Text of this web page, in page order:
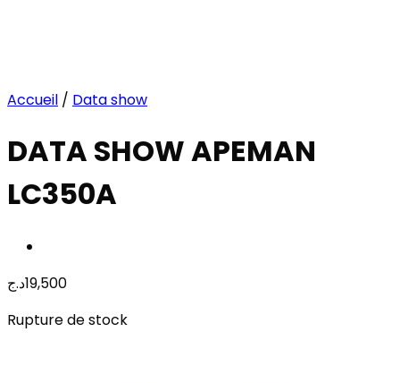
Accueil / Data show
DATA SHOW APEMAN
LC350A
19,500د.ج
Rupture de stock